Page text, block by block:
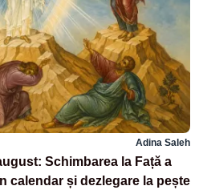
Adina Saleh
Schimbarea la Față a
calendar și dezlegare la pește